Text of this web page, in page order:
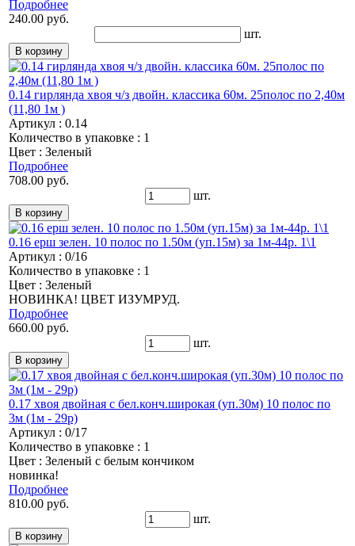
Подробнее
240.00 руб.
шт.
0.14 гирлянда хвоя ч/з двойн. классика 60м. 25полос по 2,40м
(11,80 1м )
Артикул : 0.14
Количество в упаковке : 1
Цвет : Зеленый
Подробнее
708.00 руб.
шт.
0.16 ерш зелен. 10 полос по 1.50м (уп.15м) за 1м-44р. 1\1
Артикул : 0/16
Количество в упаковке : 1
Цвет : Зеленый
НОВИНКА! ЦВЕТ ИЗУМРУД.
Подробнее
660.00 руб.
шт.
0.17 хвоя двойная с бел.конч.широкая (уп.30м) 10 полос по
3м (1м - 29р)
Артикул : 0/17
Количество в упаковке : 1
Цвет : Зеленый с белым кончиком
новинка!
Подробнее
810.00 руб.
шт.